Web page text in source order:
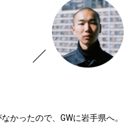
かったので、GWに岩手県へ。